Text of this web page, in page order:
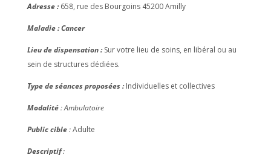
Adresse :658, rue des Bourgoins 45200 Amilly
Maladie : Cancer
Lieu de dispensation :Sur votre lieu de soins, en libéral ou au
sein de structures dédiées.
Type de séances proposées :Individuelles et collectives
Modalité: Ambulatoire
Public cible:Adulte
Descriptif: